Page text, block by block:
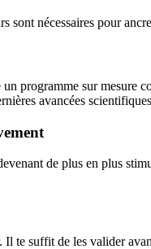
sont nécessaires pour
programme sur mesure
avancées
de plus en plus
te suffit de les valider